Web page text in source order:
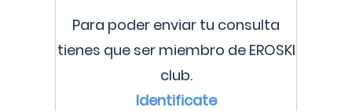
Para poder enviar tu consulta
tienes que ser miembro de EROSKI
club.
Identificate